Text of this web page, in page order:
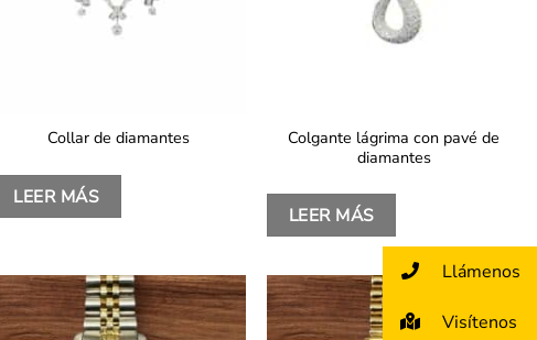
Collar de diamantes
LEER MÁS
Colgante lágrima con pavé de
diamantes
LEER MÁS
Llámenos
Visítenos